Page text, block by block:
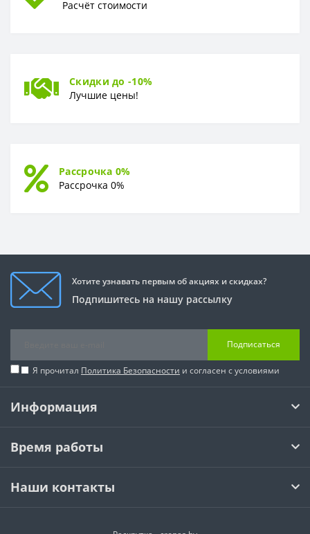
Расчёт стоимости
Скидки до -10%
Лучшие цены!
Рассрочка 0%
Рассрочка 0%
Хотите узнавать первым об акциях и скидках?
Подпишитесь на нашу рассылку
Подписаться
Я прочитал Политика Безопасности и согласен с условиями
Информация
Время работы
Наши контакты